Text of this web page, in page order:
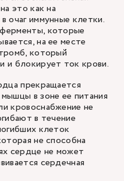
это как на
очаг иммунные клетки.
которые
на ее месте
который
и блокирует ток крови.
прекращается
в зоне ее питания
кровоснабжение не
в течение
клеток
не способна
сердце не может
сердечная